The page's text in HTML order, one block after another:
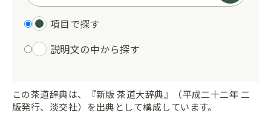
項目で探す
説明文の中から探す
この茶道辞典は、『新版 茶道大辞典』（平成二十二年 二
版発行、淡交社）を出典として構成しています。